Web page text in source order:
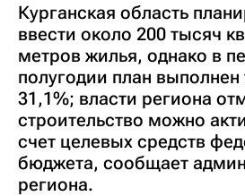
Курганская область
ввести около 200 тысяч
метров жилья, однако в
полугодии план выполнен
31,1%; власти региона
строительство можно
счет целевых средств
бюджета, сообщает
региона.